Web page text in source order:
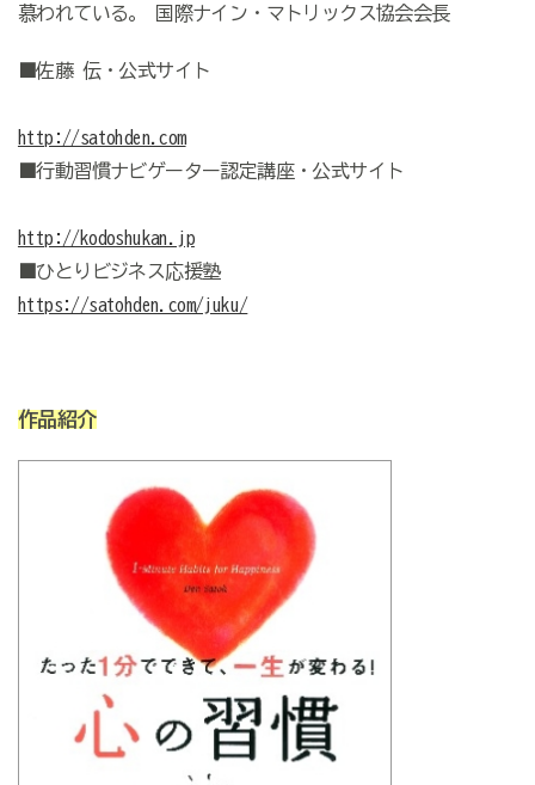
慕われている。 国際ナイン・マトリックス協会会長
■佐藤 伝・公式サイト
http://satohden.com
■行動習慣ナビゲーター認定講座・公式サイト
http://kodoshukan.jp
■ひとりビジネス応援塾
https://satohden.com/juku/
作品紹介